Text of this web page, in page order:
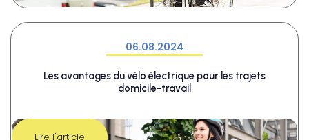
06.08.2024
Les avantages du vélo électrique pour les trajets
domicile-travail
Lire l'article